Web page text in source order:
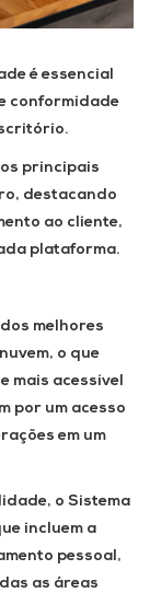
é essencial
conformidade
principais
destacando
ao cliente,
plataforma.
melhores
o que
mais acessível
por um acesso
em um
o Sistema
incluem a
pessoal,
as áreas